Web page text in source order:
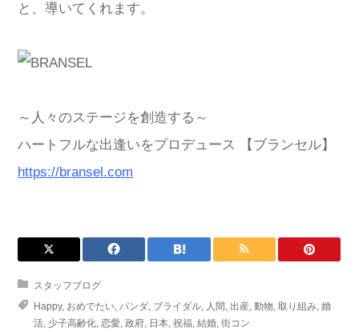
と、導いてくれます。
～人々のステージを創造する～
ハートフルな出逢いをプロデュース 【ブランセル】
https://bransel.com
スタッフブログ
Happy, おめでたい, パンダ, ブライダル, 人間 , 出産, 動物, 取り組み, 婚
活, 少子高齢化, 恋愛, 政府, 日本, 祝福, 結婚, 街コン